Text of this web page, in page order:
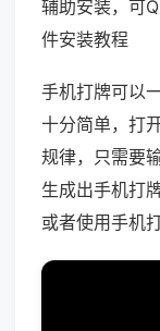
辅助安装，可
件安装教程
手机打牌可以
十分简单，打
规律，只需要
生成出手机打
或者使用手机